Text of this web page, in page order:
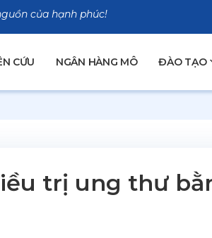
của hạnh phúc!
CỨU NGÂN HÀNG MÔ ĐÀO TẠO
trị ung thư